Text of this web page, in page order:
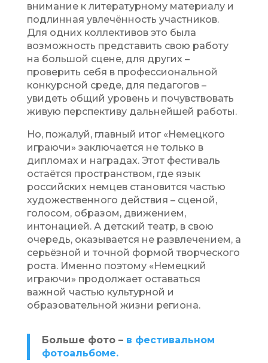
внимание к литературному материалу и
подлинная увлечённость участников.
Для одних коллективов это была
возможность представить свою работу
на большой сцене, для других –
проверить себя в профессиональной
конкурсной среде, для педагогов –
увидеть общий уровень и почувствовать
живую перспективу дальнейшей работы.
Но, пожалуй, главный итог «Немецкого
играючи» заключается не только в
дипломах и наградах. Этот фестиваль
остаётся пространством, где язык
российских немцев становится частью
художественного действия – сценой,
голосом, образом, движением,
интонацией. А детский театр, в свою
очередь, оказывается не развлечением, а
серьёзной и точной формой творческого
роста. Именно поэтому «Немецкий
играючи» продолжает оставаться
важной частью культурной и
образовательной жизни региона.
Больше фото – в фестивальном
фотоальбоме.